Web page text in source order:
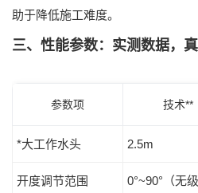
助于降低施工难度。
三、性能参数：实测数据，
参数项 技术**
*大工作水头 2.5m
开度调节范围 0°~90°（无